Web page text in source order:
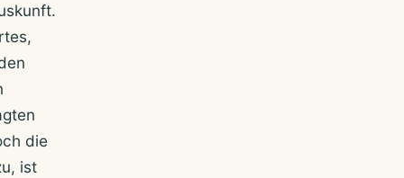
die
ist